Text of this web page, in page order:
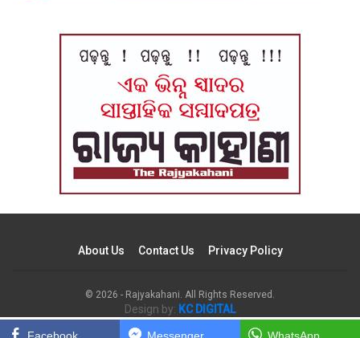
About Us Contact Us Privacy Policy
© 2026 - Rajyakahani. All Rights Reserved.
Design by: KC DIGITAL